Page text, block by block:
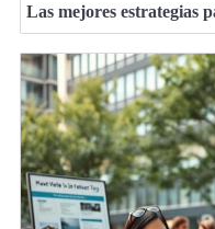
Las mejores estrategias